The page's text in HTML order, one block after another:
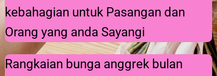
kebahagian untuk Pasangan dan
Orang yang anda Sayangi
Rangkaian bunga anggrek bulan